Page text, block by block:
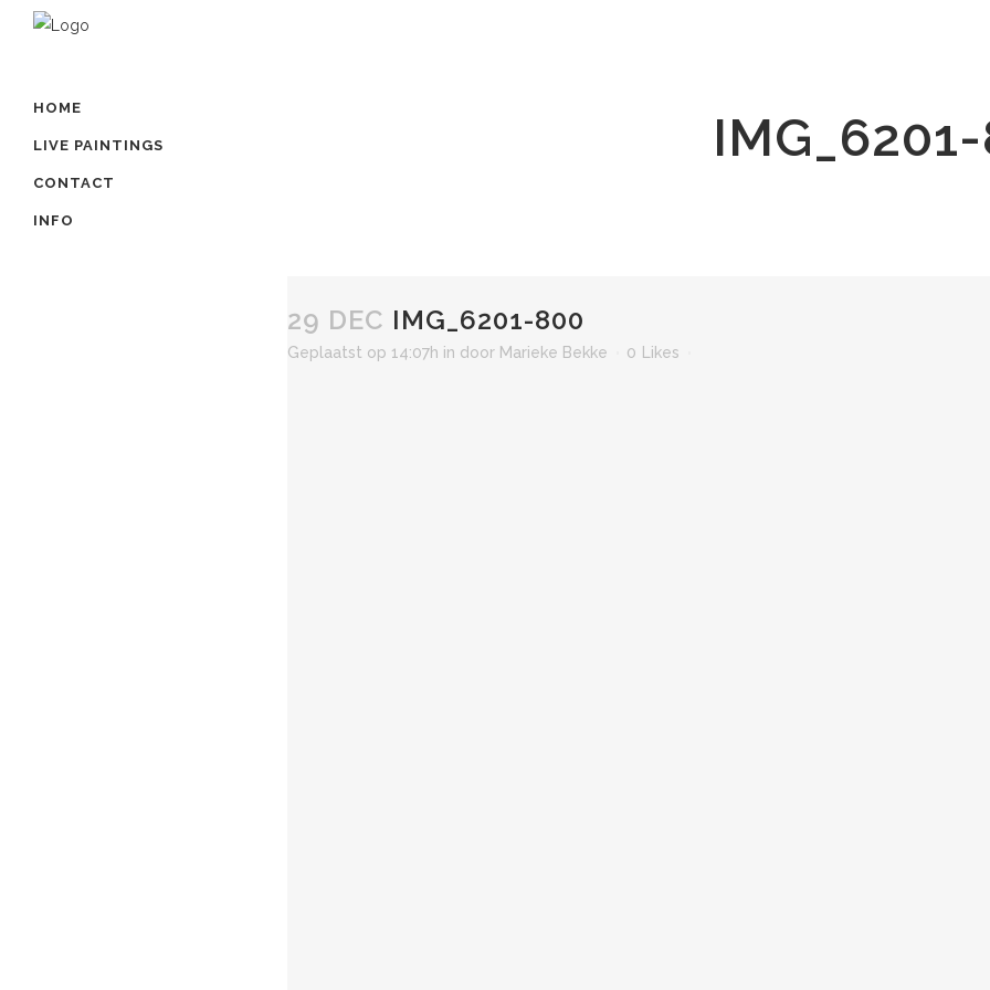
HOME
LIVE PAINTINGS
CONTACT
INFO
29 DEC IMG_6201-800
Geplaatst op 14:07h in door Marieke Bekke 0 Likes